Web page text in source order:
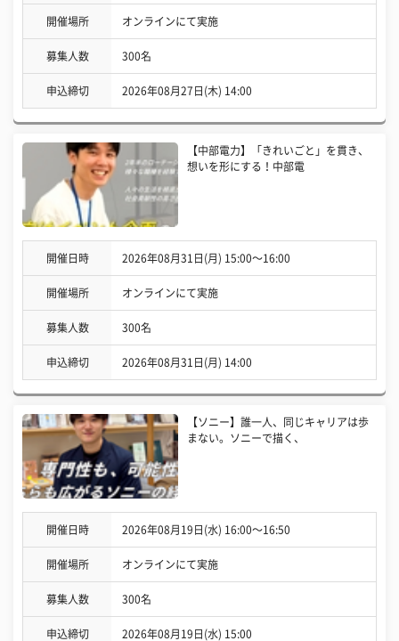
開催場所 オンラインにて実施
募集人数 300名
申込締切 2026年08月27日(木) 14:00
【中部電力】「きれいごと」を貫き、
想いを形にする！中部電
開催日時 2026年08月31日(月) 15:00〜16:00
開催場所 オンラインにて実施
募集人数 300名
申込締切 2026年08月31日(月) 14:00
【ソニー】誰一人、同じキャリアは歩
まない。ソニーで描く、
開催日時 2026年08月19日(水) 16:00〜16:50
開催場所 オンラインにて実施
募集人数 300名
申込締切 2026年08月19日(水) 15:00